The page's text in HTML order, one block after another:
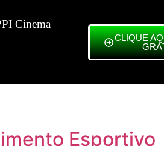
Cinema
CLIQUE
Esportivo